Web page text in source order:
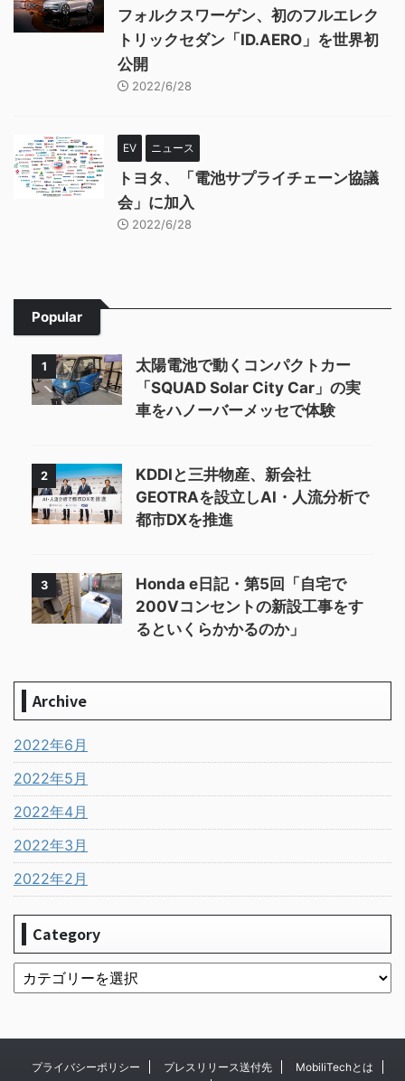
フォルクスワーゲン、初のフルエレク
トリックセダン「ID.AERO」を世界初
公開
2022/6/28
EV ニュース
トヨタ、「電池サプライチェーン協議
会」に加入
2022/6/28
Popular
1
太陽電池で動くコンパクトカー
「SQUAD Solar City Car」の実
車をハノーバーメッセで体験
2
KDDIと三井物産、新会社
GEOTRAを設立しAI・人流分析で
都市DXを推進
3
Honda e日記・第5回「自宅で
200Vコンセントの新設工事をす
るといくらかかるのか」
Archive
2022年6月
2022年5月
2022年4月
2022年3月
2022年2月
Category
プライバシーポリシー プレスリリース送付先
MobiliTechとは